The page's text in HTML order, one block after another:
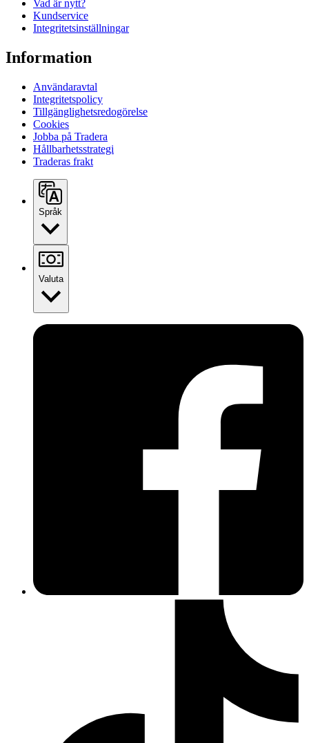
Vad är nytt?
Kundservice
Integritetsinställningar
Information
Användaravtal
Integritetspolicy
Tillgänglighetsredogörelse
Cookies
Jobba på Tradera
Hållbarhetsstrategi
Traderas frakt
Språk
Valuta